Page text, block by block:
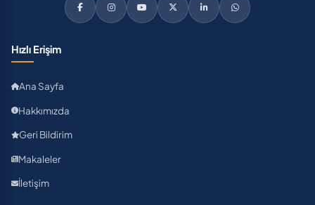
Hızlı Erişim
Ana Sayfa
Hakkımızda
Geri Bildirim
Makaleler
İletişim